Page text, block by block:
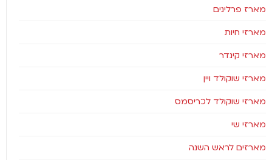
מארז פרלינים
מארזי חיות
מארזי קינדר
מארזי שוקולד ויין
מארזי שוקולד לכריסמס
מארזי שי
מארזים לראש השנה